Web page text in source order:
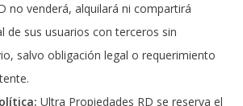
no venderá, alquilará ni compartirá
de sus usuarios con terceros sin
salvo obligación legal o requerimiento
Ultra Propiedades RD se reserva el